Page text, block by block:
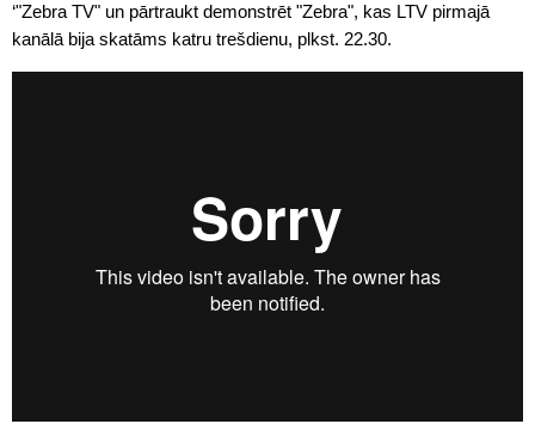
‘"Zebra TV" un pārtraukt demonstrēt "Zebra", kas LTV pirmajā
kanālā bija skatāms katru trešdienu, plkst. 22.30.